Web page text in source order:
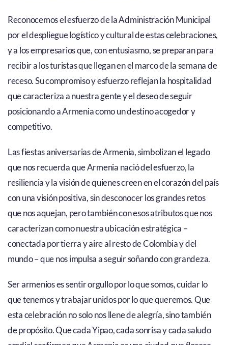
Reconocemos el esfuerzo de la Administración Municipal
por el despliegue logístico y cultural de estas celebraciones,
y a los empresarios que, con entusiasmo, se preparan para
recibir a los turistas que llegan en el marco de la semana de
receso. Su compromiso y esfuerzo reflejan la hospitalidad
que caracteriza a nuestra gente y el deseo de seguir
posicionando a Armenia como un destino acogedor y
competitivo.
Las fiestas aniversarias de Armenia, simbolizan el legado
que nos recuerda que Armenia nació del esfuerzo, la
resiliencia y la visión de quienes creen en el corazón del país
con una visión positiva, sin desconocer los grandes retos
que nos aquejan, pero también con esos atributos que nos
caracterizan como nuestra ubicación estratégica –
conectada por tierra y aire al resto de Colombia y del
mundo – que nos impulsa a seguir soñando con grandeza.
Ser armenios es sentir orgullo por lo que somos, cuidar lo
que tenemos y trabajar unidos por lo que queremos. Que
esta celebración no solo nos llene de alegría, sino también
de propósito. Que cada Yipao, cada sonrisa y cada saludo